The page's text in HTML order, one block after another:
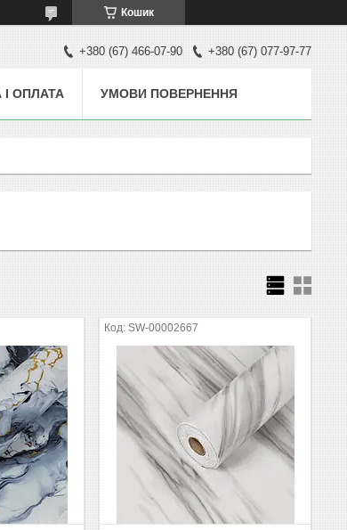
Кошик
+380 (67) 466-07-90 +380 (67) 077-97-77
ОПЛАТА УМОВИ ПОВЕРНЕННЯ
SW-00002667